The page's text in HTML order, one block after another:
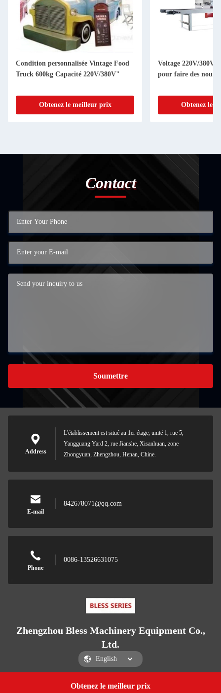
Obtenez le meilleur prix
Condition personnalisée Vintage Food
Truck 600kg Capacité 220V/380V"
Obtenez le meilleur prix
Voltage 220V/380V
pour faire des
Obtenez le
Contact
Soumettre
Address
L'établissement est situé au 1er étage, unité 1, rue 5,
Yangguang Yard 2, rue Jianshe, Xisanhuan, zone
Zhongyuan, Zhengzhou, Henan, Chine.
E-mail
842678071@qq.com
Phone
0086-13526631075
Zhengzhou Bless Machinery Equipment Co.,
Ltd.
Zhengzhou Bless Machinery Equipment Co., Ltd.
Get a Quote